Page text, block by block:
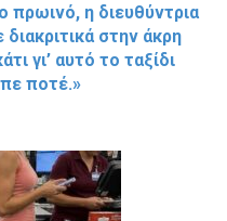
πρωινό, η διευθύντρια
στην άκρη
γι’ αυτό το ταξίδι
ποτέ.»